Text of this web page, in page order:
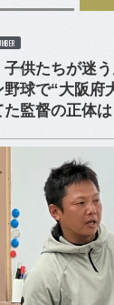
子供たちが迷
野球で“大阪
監督の正体は